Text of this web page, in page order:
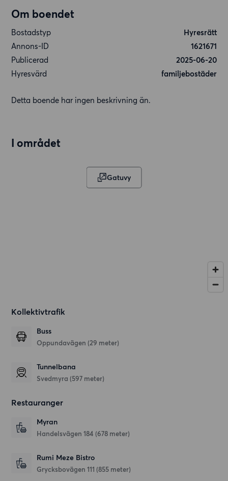
Om boendet
Bostadstyp
Hyresrätt
Annons-ID
1621671
Publicerad
2025-06-20
Hyresvärd
familjebostäder
Detta boende har ingen beskrivning än.
I området
Gatuvy
Kollektivtrafik
Buss
Oppundavägen (29 meter)
Tunnelbana
Svedmyra (597 meter)
Restauranger
Myran
Handelsvägen 184 (678 meter)
Rumi Meze Bistro
Grycksbovägen 111 (855 meter)